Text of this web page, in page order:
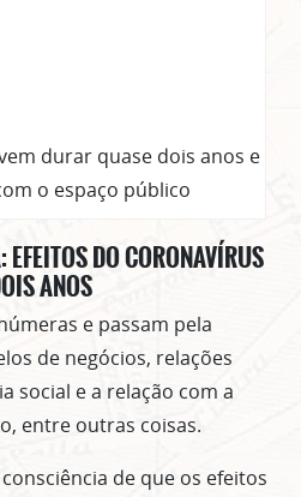
durar quase dois anos e
o espaço público
DO CORONAVÍRUS
ANOS
e passam pela
de negócios, relações
social e a relação com a
entre outras coisas.
de que os efeitos